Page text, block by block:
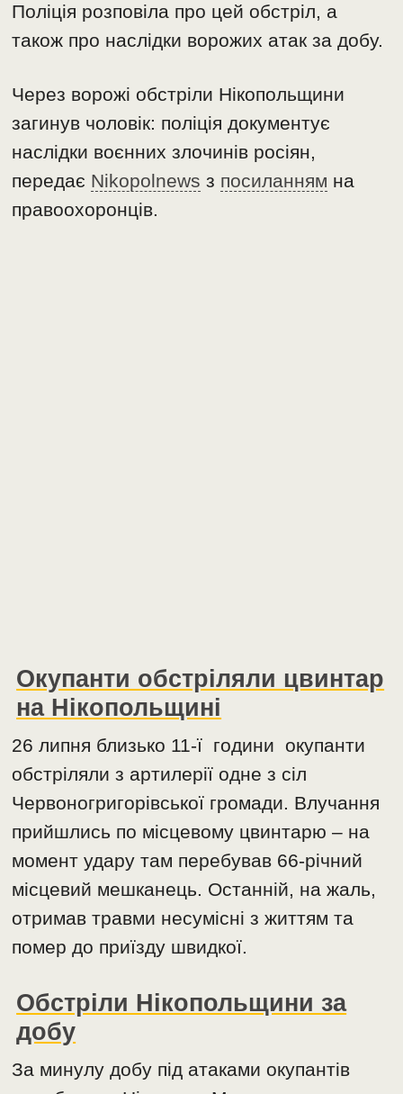
Поліція розповіла про цей обстріл, а
також про наслідки ворожих атак за добу.
Через ворожі обстріли Нікопольщини
загинув чоловік: поліція документує
наслідки воєнних злочинів росіян,
передає Nikopolnews з посиланням на
правоохоронців.
Окупанти обстріляли цвинтар
на Нікопольщині
26 липня близько 11-ї години окупанти
обстріляли з артилерії одне з сіл
Червоногригорівської громади. Влучання
прийшлись по місцевому цвинтарю – на
момент удару там перебував 66-річний
місцевий мешканець. Останній, на жаль,
отримав травми несумісні з життям та
помер до приїзду швидкої.
Обстріли Нікопольщини за
добу
За минулу добу під атаками окупантів